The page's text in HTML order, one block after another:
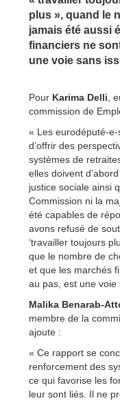
plus », quand le
jamais été aussi
financiers ne
une voie sans
Pour Karima Delli ,
commission de
« Les eurodéputé-
d’offrir des
systèmes de
elles doivent
justice sociale ainsi
Commission ni la
été capables de
avons refusé de
‘travailler toujours
que le nombre de
et que les marchés
au pas, est une voie
Malika Benarab-
membre de la
ajoute :
« Ce rapport se
renforcement des
ce qui favorise les
leur sont liés. Il ne